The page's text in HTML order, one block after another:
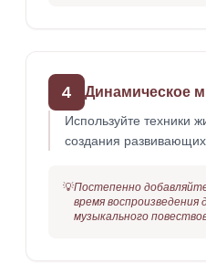
4 Динамическое
Используйте техники
создания
💡Постепенно
время воспроизведения
музыкального